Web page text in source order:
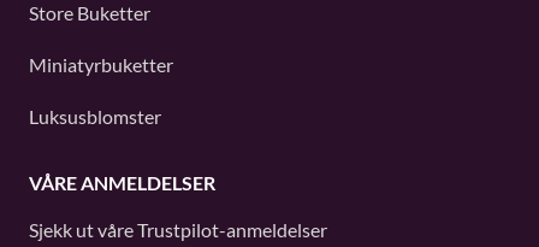
Store Buketter
Miniatyrbuketter
Luksusblomster
VÅRE ANMELDELSER
Sjekk ut våreTrustpilot-anmeldelser